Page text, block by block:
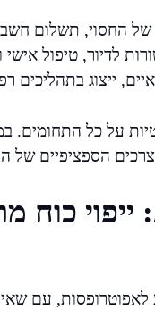
של החסוי, תשלום
לדיור, טיפול אישי
ייצוג
על כל
הספציפיים של
ייפוי
לאפוטרופסות, עם